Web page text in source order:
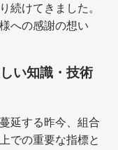
続けてきました。
への感謝の想い
い知識・技術
延する昨今、組合
での重要な指標と